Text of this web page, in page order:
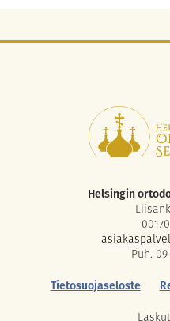
Helsingin
Puh.
Tietosuojaseloste